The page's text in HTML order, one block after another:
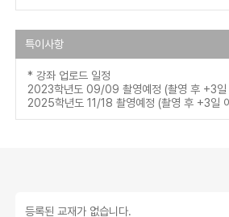
특이사항
* 강좌 업로드 일정
2023학년도 09/09 촬영예정 (촬영 후 +3일
2025학년도 11/18 촬영예정 (촬영 후 +3일
등록된 교재가 없습니다.